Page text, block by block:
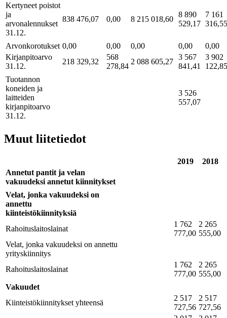
Kertyneet poistot
ja
arvonalennukset
31.12.
838 476,07 0,00 8 215 018,60
8 890
529,17
7 161
316,55
Arvonkorotukset 0,00 0,00 0,00 0,00
0,00
Kirjanpitoarvo
31.12.
218 329,32
568
278,84
2 088 605,27
3 567
841,41
3 902
122,85
Tuotannon
koneiden ja
laitteiden
kirjanpitoarvo
31.12.
3 526
557,07
Muut liitetiedot
2019
2018
Annetut pantit ja velan
vakuudeksi annetut kiinnitykset
Velat, jonka vakuudeksi on
annettu
kiinteistökiinnityksiä
Rahoituslaitoslainat
1 762
777,00
2 265
555,00
Velat, jonka vakuudeksi on annettu
yrityskiinnitys
Rahoituslaitoslainat
1 762
777,00
2 265
555,00
Vakuudet
Kiinteistökiinnitykset yhteensä
2 517
727,56
2 517
727,56